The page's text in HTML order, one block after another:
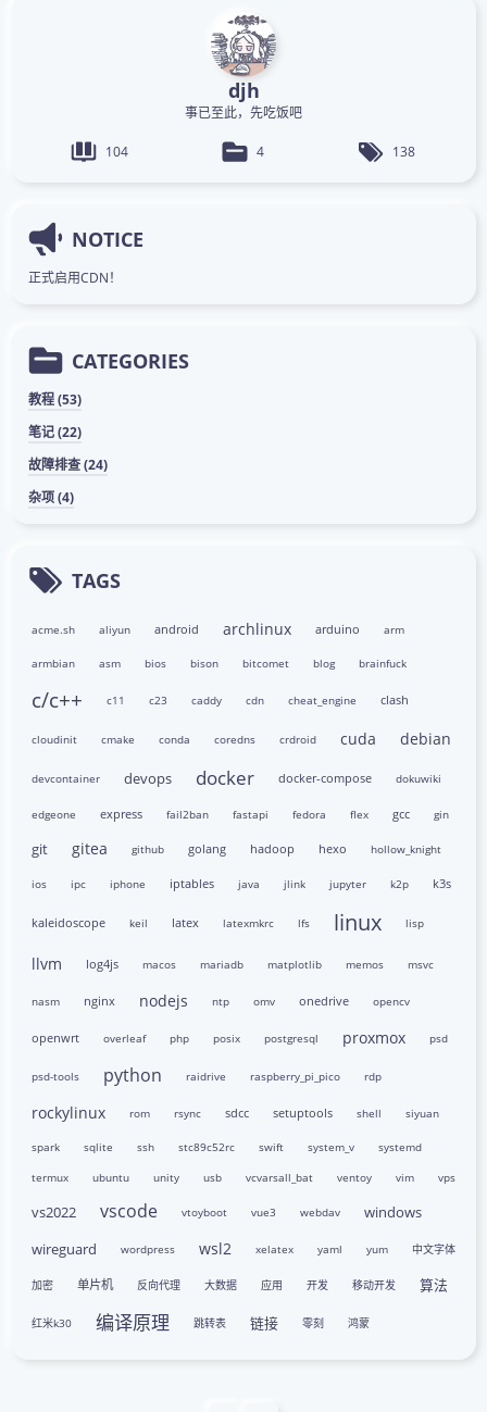
djh
事已至此，先吃饭吧
104 4 138
NOTICE
正式启用CDN！
CATEGORIES
教程 (53)
笔记 (22)
故障排查 (24)
杂项 (4)
TAGS
acme.sh aliyun android archlinux arduino arm
armbian asm bios bison bitcomet blog brainfuck
c/c++ c11 c23 caddy cdn cheat_engine clash
cloudinit cmake conda coredns crdroid cuda debian
devcontainer devops docker docker-compose dokuwiki
edgeone express fail2ban fastapi fedora flex gcc gin
git gitea github golang hadoop hexo hollow_knight
ios ipc iphone iptables java jlink jupyter k2p k3s
kaleidoscope keil latex latexmkrc lfs linux lisp
llvm log4js macos mariadb matplotlib memos msvc
nasm nginx nodejs ntp omv onedrive opencv
openwrt overleaf php posix postgresql proxmox psd
psd-tools python raidrive raspberry_pi_pico rdp
rockylinux rom rsync sdcc setuptools shell siyuan
spark sqlite ssh stc89c52rc swift system_v
systemd
termux
ubuntu unity usb vcvarsall_bat ventoy vim vps
vs2022 vscode vtoyboot vue3 webdav
windows
wireguard
wordpress wsl2 xelatex yaml yum 中文字体
加密 单片机 反向代理 大数据 应用 开发 移动开发 算法
红米k30 编译原理 跳转表 链接 零刻 鸿蒙